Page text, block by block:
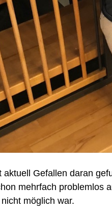
aktuell Gefallen daran
mehrfach problemlos
möglich war.